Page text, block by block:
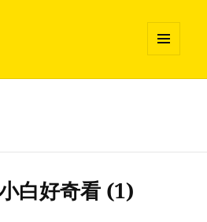
AND
白好奇看 (1)